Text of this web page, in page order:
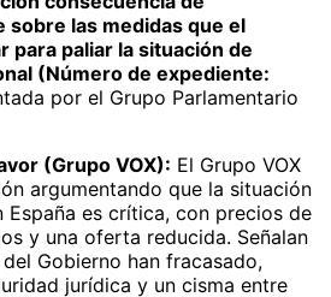
las medidas que el
para paliar la situación de
(Número de expediente:
por el Grupo Parlamentario
(Grupo VOX): El Grupo VOX
argumentando que la situación
España es crítica, con precios de
y una oferta reducida. Señalan
Gobierno han fracasado,
jurídica y un cisma entre